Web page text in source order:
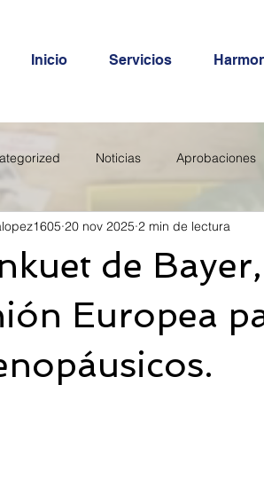
Inicio Servicios
Noticias Aprobaciones
de
Europea
20 nov 2025 2 min de lectura